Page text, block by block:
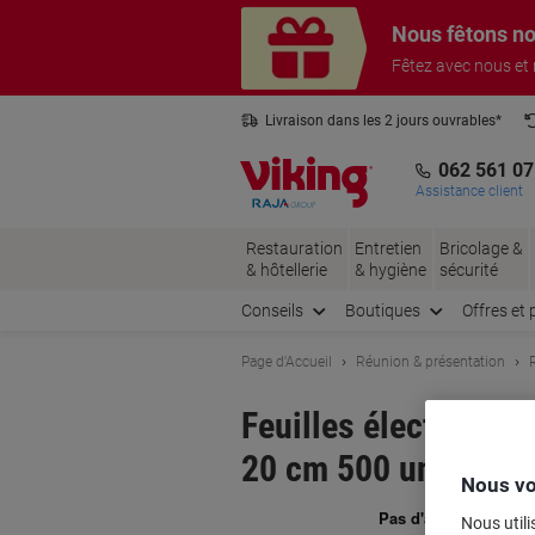
Nous fêtons
Fêtez avec nous
Livraison dans les 2 jours ouvrables*
062 561
Assistance client
Restauration
& hôtellerie
Entretien
& hygiène
Bricolage &
sécurité
Conseils Boutiques Offres et
Page d'Accueil Réunion & présentation
Feuilles
20 cm 500 unitésNous
Nous